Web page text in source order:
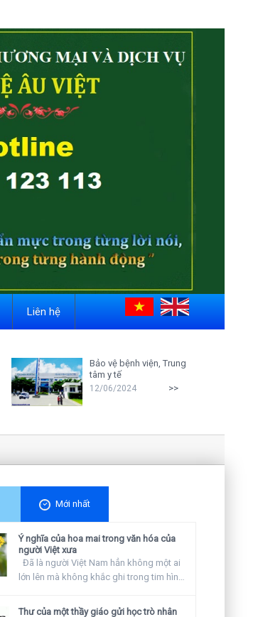
Liên hệ
Bảo vệ bệnh viện, Trung
tâm y tế
12/06/2024 >>
Mới nhất
Ý nghĩa của hoa mai trong văn hóa của
người Việt xưa
Đã là người Việt Nam hẳn không một ai
lớn lên mà không khắc ghi trong tim hình
Thư của một thầy giáo gửi học trò nhân